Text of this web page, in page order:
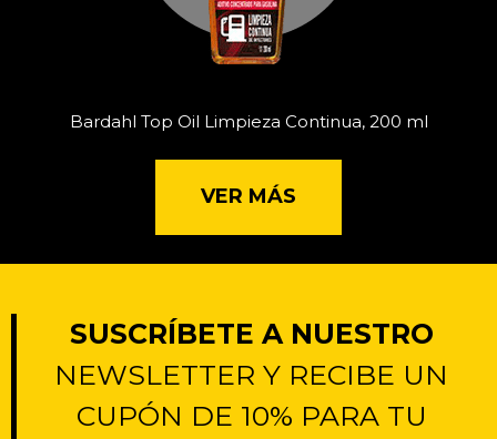
Bardahl Top Oil Limpieza Continua, 200 ml
VER MÁS
SUSCRÍBETE A NUESTRO
NEWSLETTER Y RECIBE UN
CUPÓN DE 10% PARA TU